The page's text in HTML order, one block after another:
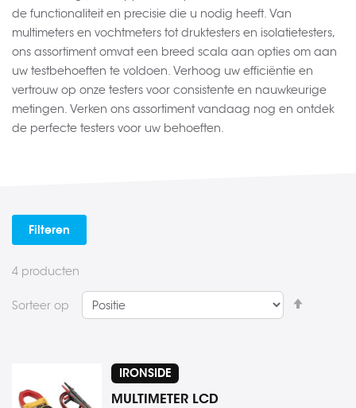
de functionaliteit en precisie die u nodig heeft. Van
multimeters en vochtmeters tot druktesters en isolatietesters,
ons assortiment omvat een breed scala aan opties om aan
uw testbehoeften te voldoen. Verhoog uw efficiëntie en
vertrouw op onze testers voor consistente en nauwkeurige
metingen. Verken ons assortiment vandaag nog en ontdek
de perfecte testers voor uw behoeften.
4 producten
Sorteer op
IRONSIDE
MULTIMETER LCD
Filteren